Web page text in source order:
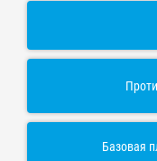
Базовая